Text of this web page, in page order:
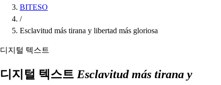
BITESO
/
Esclavitud más tirana y libertad más gloriosa
디지털 텍스트
디지털 텍스트 Esclavitud más tirana y